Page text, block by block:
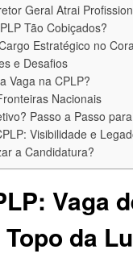
Geral Atrai
Tão Cobiçados?
Estratégico no
e Desafios
Vaga na CPLP?
Nacionais
Passo a Passo
Visibilidade e
a Candidatura?
Vaga
da